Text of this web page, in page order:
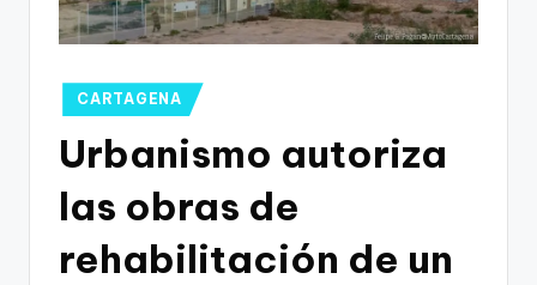
Publicado
en
CARTAGENA
Urbanismo autoriza
las obras de
rehabilitación de un